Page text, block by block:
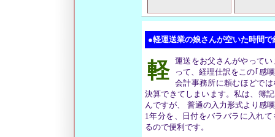
●軽運送業の娘さんが空いた時間で
軽 運送をお父さんがやって
って、経理仕訳をこの｢感
会計事務所に頼むほどで
決算できてしまいます。私は、簿
んですが、 普通の入力形式より感
1年分を、日付をバラバラに入れ
るので便利です。